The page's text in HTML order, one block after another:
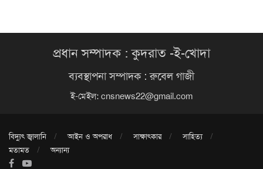
প্রধান সম্পাদক : কুদরাত -ই-খোদা
ব্যবস্থাপনা সম্পাদক : রুবেল গাজী
ই-মেইল: cnsnews22@gmail.com
বিদ্যুৎ জ্বালানি আইন ও অপরাধ সাক্ষাৎকার
সাহিত্য
মতামত
অন্যান্য